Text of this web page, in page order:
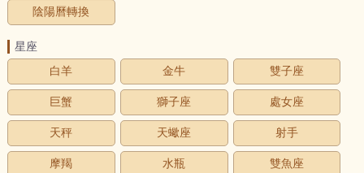
陰陽曆轉換
星座
白羊
金牛 雙子座
巨蟹 獅子座 處女座
天秤 天蠍座 射手
摩羯 水瓶 雙魚座